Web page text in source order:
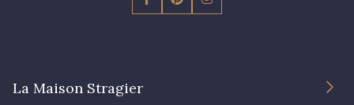
La Maison Stragier